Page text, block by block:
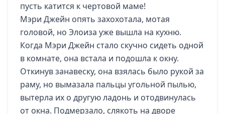
пусть катится к чертовой маме!
Мэри Джейн опять захохотала, мотая
головой, но Элоиза уже вышла на кухню.
Когда Мэри Джейн стало скучно сидеть одной
в комнате, она встала и подошла к окну.
Откинув занавеску, она взялась было рукой за
раму, но вымазала пальцы угольной пылью,
вытерла их о другую ладонь и отодвинулась
от окна. Подмерзало, слякоть на дворе